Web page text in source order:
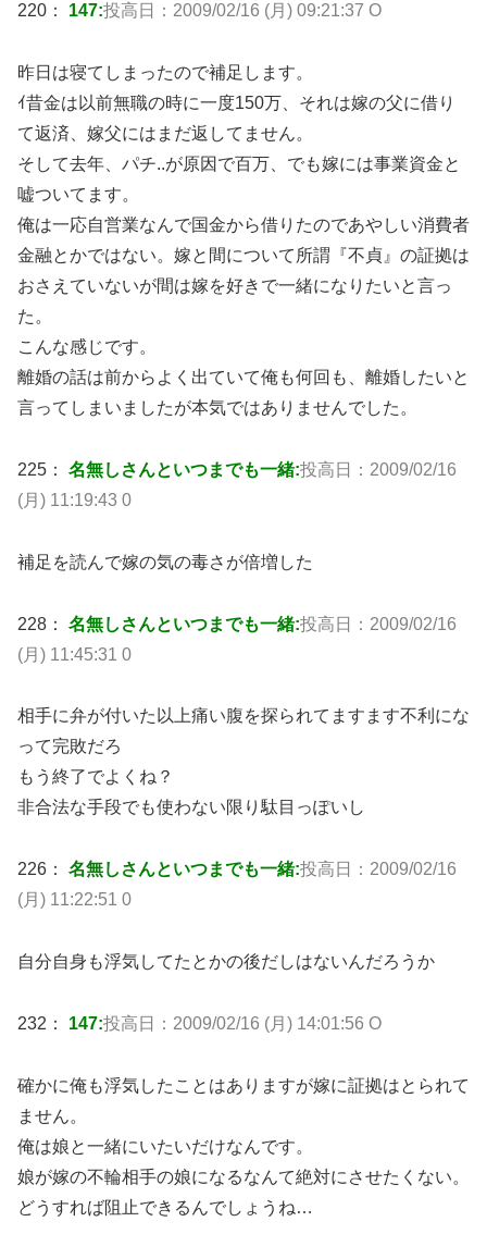
220： 147:投高日：2009/02/16 (月) 09:21:37 O
昨日は寝てしまったので補足します。
ｲ昔金は以前無職の時に一度150万、それは嫁の父に借り
て返済、嫁父にはまだ返してません。
そして去年、パチ..が原因で百万、でも嫁には事業資金と
嘘ついてます。
俺は一応自営業なんで国金から借りたのであやしい消費者
金融とかではない。嫁と間について所謂『不貞』の証拠は
おさえていないが間は嫁を好きで一緒になりたいと言っ
た。
こんな感じです。
離婚の話は前からよく出ていて俺も何回も、離婚したいと
言ってしまいましたが本気ではありませんでした。
225： 名無しさんといつまでも一緒:投高日：2009/02/16
(月) 11:19:43 0
補足を読んで嫁の気の毒さが倍増した
228： 名無しさんといつまでも一緒:投高日：2009/02/16
(月) 11:45:31 0
相手に弁が付いた以上痛い腹を探られてますます不利にな
って完敗だろ
もう終了でよくね？
非合法な手段でも使わない限り駄目っぽいし
226： 名無しさんといつまでも一緒:投高日：2009/02/16
(月) 11:22:51 0
自分自身も浮気してたとかの後だしはないんだろうか
232： 147:投高日：2009/02/16 (月) 14:01:56 O
確かに俺も浮気したことはありますが嫁に証拠はとられて
ません。
俺は娘と一緒にいたいだけなんです。
娘が嫁の不輪相手の娘になるなんて絶対にさせたくない。
どうすれば阻止できるんでしょうね…